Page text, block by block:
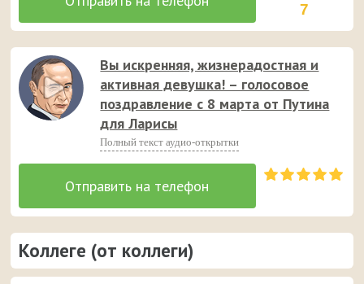
7
Вы искренняя, жизнерадостная и
активная девушка! – голосовое
поздравление с 8 марта от Путина
для Ларисы
Полный текст аудио-открытки
Коллеге (от коллеги)